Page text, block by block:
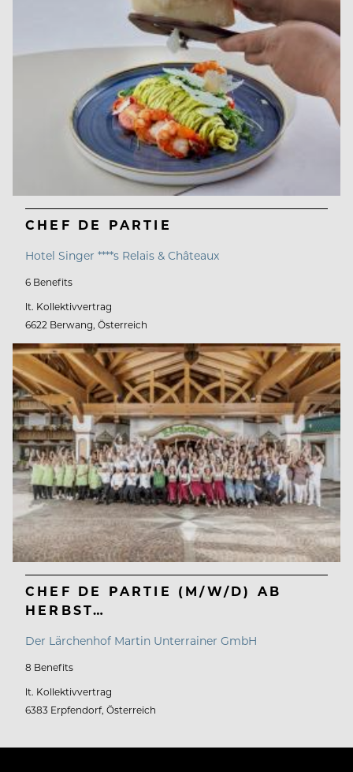
CHEF DE PARTIE
Hotel Singer ****s Relais & Châteaux
6 Benefits
lt. Kollektivvertrag
6622 Berwang, Österreich
CHEF DE PARTIE (M/W/D) AB
HERBST…
Der Lärchenhof Martin Unterrainer GmbH
8 Benefits
lt. Kollektivvertrag
6383 Erpfendorf, Österreich